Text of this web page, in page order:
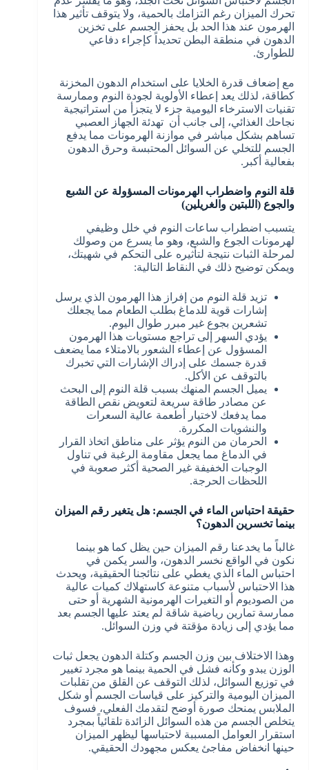
تحرك الميزان رغم التزامك بالحمية، ولا يتوقف تأثير هذا
الهرمون عند هذا الحد بل يحفز الجسم على تخزين
الدهون في منطقة البطن تحديداً كإجراء دفاعي
للطوارئ.
مع إضعاف قدرة الخلايا على استخدام الدهون المخزنة
كطاقة، لذلك يعد إعطاء الأولوية لجودة النوم وممارسة
تقنيات الاسترخاء اليومية جزء لا يتجزأ من استراتيجية
نجاحك الغذائي، إلى جانب أن تهدئة الجهاز العصبي
تساهم بشكل مباشر في موازنة الهرمونات مما يدفع
الجسم للتخلي عن السوائل المحتبسة وحرق الدهون
بفعالية أكبر.
قلة النوم واضطراب الهرمونات المسؤولة عن الشبع
والجوع (اللبتين والغريلين)
يتسبب اضطراب ساعات النوم في خلل وظيفي
لهرمونات الجوع والشبع، وهو ما يسرع من وصولك
لمرحلة الثبات نتيجة لتأثيره على التحكم في شهيتك،
ويمكن توضيح ذلك في النقاط التالية:
تزيد قلة النوم من إفراز هذا الهرمون الذي يرسل
إشارات قوية للدماغ بطلب الطعام مما يجعلك
تشعرين بجوع غير مبرر طوال اليوم.
يؤدي السهر إلى تراجع مستويات هذا الهرمون
المسؤول عن إعطاء الشعور بالامتلاء مما يضعف
قدرة جسمك على إدراك الإشارات التي تخبرك
بالتوقف عن الأكل.
يميل الجسم المنهك بسبب قلة النوم إلى البحث
عن مصادر طاقة سريعة لتعويض نقص الطاقة
مما يدفعك لاختيار أطعمة عالية السعرات
والنشويات المكررة.
الحرمان من النوم يؤثر على مناطق اتخاذ القرار
في الدماغ مما يجعل مقاومة الرغبة في تناول
الوجبات الخفيفة غير الصحية أكثر صعوبة في
اللحظات الحرجة.
حقيقة احتباس الماء في الجسم: هل يتغير رقم الميزان
بينما تخسرين الدهون؟
غالباً ما يخدعنا رقم الميزان حين يظل كما هو بينما
نكون في الواقع نخسر الدهون، والسر يكمن في
احتباس الماء الذي يغطي على نتائجنا الحقيقية، ويحدث
هذا الاحتباس لأسباب متنوعة كاستهلاك كميات عالية
من الصوديوم أو التغيرات الهرمونية الشهرية أو حتى
ممارسة تمارين رياضية شاقة لم يعتد عليها الجسم بعد
مما يؤدي إلى زيادة مؤقتة في وزن السوائل.
وهذا الاختلاف بين وزن الجسم وكتلة الدهون يجعل ثبات
الوزن يبدو وكأنه فشل في الحمية بينما هو مجرد تغيير
في توزيع السوائل، لذلك التوقف عن القلق من تقلبات
الميزان اليومية والتركيز على قياسات الجسم أو شكل
الملابس يمنحك صورة أوضح لتقدمك الفعلي، فسوف
يتخلص الجسم من هذه السوائل الزائدة تلقائياً بمجرد
استقرار العوامل المسببة لاحتباسها ليظهر الميزان
حينها انخفاض مفاجئ يعكس مجهودك الحقيقي.